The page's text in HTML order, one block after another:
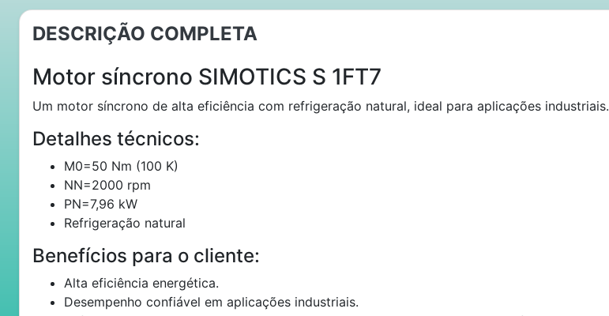
DESCRIÇÃO COMPLETA
Motor síncrono SIMOTICS S 1FT7
Um motor síncrono de alta eficiência com refrigeração natural, ideal para aplicações industriais.
Detalhes técnicos:
M0=50 Nm (100 K)
NN=2000 rpm
PN=7,96 kW
Refrigeração natural
Benefícios para o cliente:
Alta eficiência energética.
Desempenho confiável em aplicações industriais.